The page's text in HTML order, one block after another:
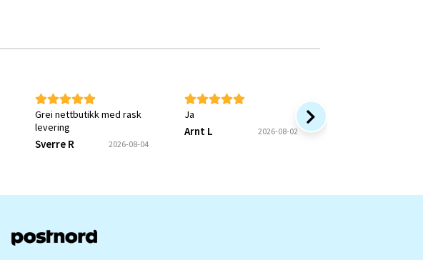
Grei nettbutikk med rask
levering
Sverre R 2026-08-04
Ja
Arnt L 2026-08-02